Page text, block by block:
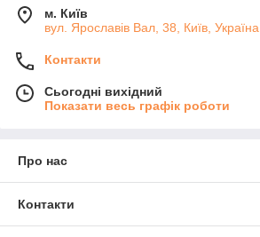
м. Київ
вул. Ярославів Вал, 38, Київ, Україна
Контакти
Сьогодні вихідний
Показати весь графік роботи
Про нас
Контакти